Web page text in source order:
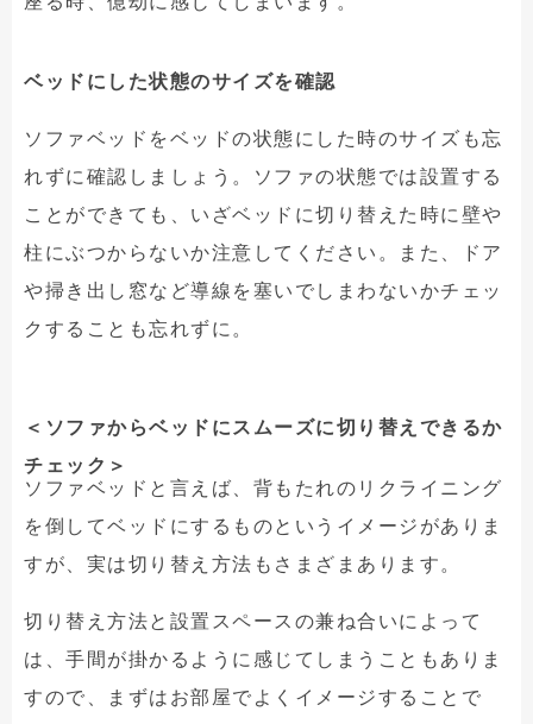
ベッドにした状態のサイズを確認
ソファベッドをベッドの状態にした時のサイズも忘
れずに確認しましょう。ソファの状態では設置する
ことができても、いざベッドに切り替えた時に壁や
柱にぶつからないか注意してください。また、ドア
や掃き出し窓など導線を塞いでしまわないかチェッ
クすることも忘れずに。
＜ソファからベッドにスムーズに切り替えできるか
チェック＞
ソファベッドと言えば、背もたれのリクライニング
を倒してベッドにするものというイメージがありま
すが、実は切り替え方法もさまざまあります。
切り替え方法と設置スペースの兼ね合いによって
は、手間が掛かるように感じてしまうこともありま
すので、まずはお部屋でよくイメージすることで